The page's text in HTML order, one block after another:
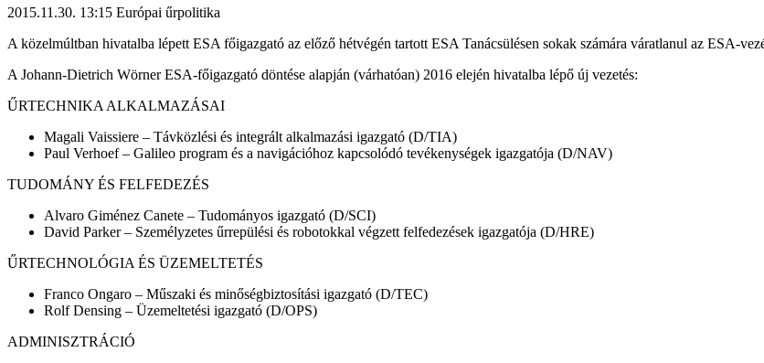
2015.11.30. 13:15 Európai űrpolitika
A közelmúltban hivatalba lépett ESA főigazgató az előző hétvégén tartott ESA Tanácsülésen sokak számára váratlanul az ESA-
A Johann-Dietrich Wörner ESA-főigazgató döntése alapján (várhatóan) 2016 elején hivatalba lépő új vezetés:
ŰRTECHNIKA ALKALMAZÁSAI
Magali Vaissiere – Távközlési és integrált alkalmazási igazgató (D/TIA)
Paul Verhoef – Galileo program és a navigációhoz kapcsolódó tevékenységek igazgatója (D/NAV)
TUDOMÁNY ÉS FELFEDEZÉS
Alvaro Giménez Canete – Tudományos igazgató (D/SCI)
David Parker – Személyzetes űrrepülési és robotokkal végzett felfedezések igazgatója (D/HRE)
ŰRTECHNOLÓGIA ÉS ÜZEMELTETÉS
Franco Ongaro – Műszaki és minőségbiztosítási igazgató (D/TEC)
Rolf Densing – Üzemeltetési igazgató (D/OPS)
ADMINISZTRÁCIÓ